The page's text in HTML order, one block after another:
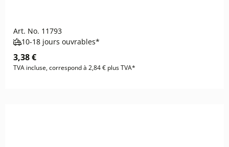
Art. No. 11793
10-18 jours ouvrables*
3,38 €
TVA incluse, correspond à 2,84 € plus TVA*